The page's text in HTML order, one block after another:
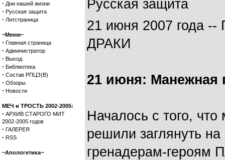
· Дни нашей жизни
· Русская защита
· Литстраница
~Меню~
· Главная страница
· Администратор
· Выход
· Библиотека
· Состав РПЦЗ(В)
· Обзоры
· Новости
МЕЧ и ТРОСТЬ 2002-2005:
· АРХИВ СТАРОГО МИТ
2002-2005 годов
· ГАЛЕРЕЯ
· RSS
~Апологетика~
Русская защита
21 июня 2007
ДРАКИ
21 июня: Манежная
Началось с того,
решили заглянуть на
гренадерам-героям